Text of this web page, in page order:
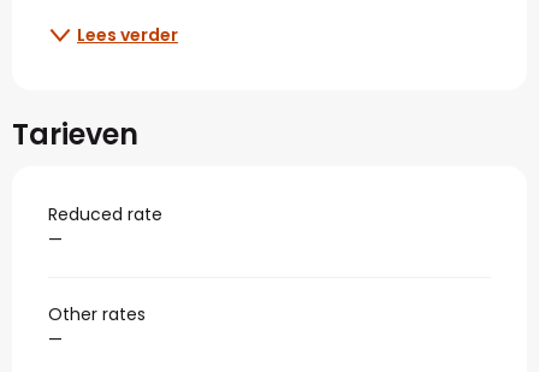
Lees verder
Tarieven
Reduced rate
—
Other rates
—